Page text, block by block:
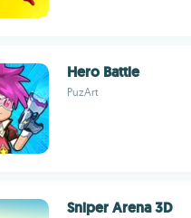
Hero Battle
PuzArt
Sniper Arena 3D